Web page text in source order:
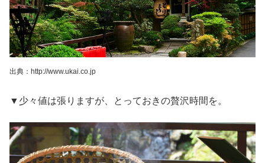
出典：http://www.ukai.co.jp
▼少々値は張りますが、とっておきの贅沢時間を。